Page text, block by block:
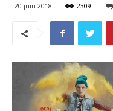
20 juin 2018 2309